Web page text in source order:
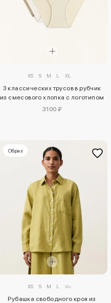
XS S M L XL
3 классических трусов в рубчик
из смесового хлопка с логотипом
3100 ₽
Образ
XS S M L XL
Рубашка свободного кроя из